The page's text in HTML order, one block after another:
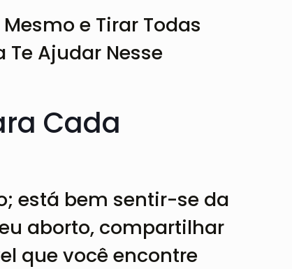
e Tirar Todas
Ajudar Nesse
Cada
está bem sentir-se da
aborto, compartilhar
que você encontre